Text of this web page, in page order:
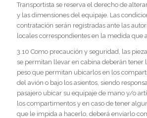
Transportista se reserva el derecho de
y las dimensiones del equipaje. Las
contratación serán registradas ante las
locales correspondientes en la medida que
3.10 Como precaución y seguridad, las
se permitan llevar en cabina deberán tener
peso que permitan ubicarlos en los
del avión o bajo los asientos, siendo
pasajero ubicar su equipaje de mano y/o
los compartimentos y en caso de tener
que le impida a hacerlo, deberá enviarlo